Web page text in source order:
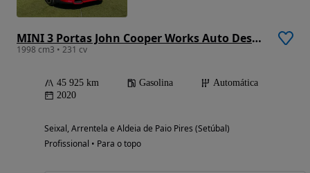
MINI 3 Portas John Cooper Works Auto Desportiva
1998 cm3 • 231 cv
45 925 km Gasolina
Automática
2020
Seixal, Arrentela e Aldeia de Paio Pires (Setúbal)
Profissional • Para o topo